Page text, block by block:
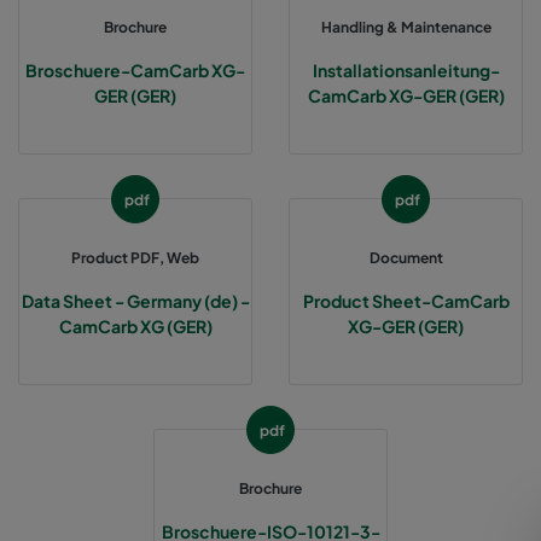
CCXG3500 FORMALDEHYDE^³ 3400 120
CCXG3500 Acids_SO2_H2S 3400
CCXG3500 VOC_O3_H2S_SO2^³ 3400 125
CCXG3500 Decontaminate^³
Brochure
Broschuere-CamCarb XG-
GER (GER)
Handling & Maintenance
Installationsanleitung-
CamCarb XG-GER (GER)
pdf
Product PDF, Web
Data Sheet - Germany (de) -
CamCarb XG (GER)
pdf
Document
Product Sheet-CamCarb
XG-GER (GER)
pdf
Brochure
Broschuere-ISO-10121-3-